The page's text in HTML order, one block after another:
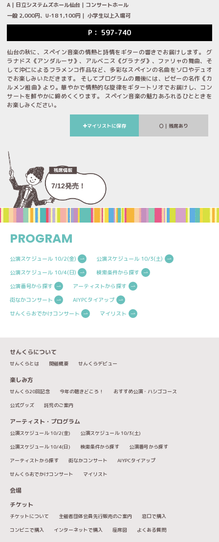
A｜日立システムズホール仙台｜コンサートホール
一般 2,000円、U-18 1,100円｜ 小学生以上入場可
P： 597-740
仙台の秋に、スペイン音楽の情熱と詩情をギターの響きでお届けします。 グ
ラナドス《アンダルーサ》、アルベニス《グラナダ》、ファリャの舞曲、そ
して沖仁によるフラメンコ作品など、多彩なスペインの名曲をソロやデュオ
でお楽しみいただきます。 そしてプログラムの最後には、ビゼーの名作《カ
ルメン組曲》より。華やかで情熱的な旋律をギタートリオでお届けし、コン
サートを鮮やかに締めくくります。 スペイン音楽の魅力あふれるひとときを
お楽しみください。
マイリストに保存 ｜残席あり
7/12発売！
PROGRAM
公演スケジュール 10/2(金)
公演スケジュール 10/3(土)
公演スケジュール 10/4(日)
検索条件から探す
公演番号から探す
アーティストから探す
街なかコンサート
AIYPCタイアップ
せんくらおでかけコンサート
マイリスト
せんくらについて
せんくらとは 開催概要 せんくらデビュー
楽しみ方
せんくら20回記念 今年の聴きどころ！
おすすめ公演・ハシゴコース
公式グッズ
託児のご案内
アーティスト・プログラム
公演スケジュール 10/2(金)
公演スケジュール 10/3(土)
公演スケジュール 10/4(日)
検索条件から探す
公演番号から探す
アーティストから探す
街なかコンサート
AIYPCタイアップ
せんくらおでかけコンサート
マイリスト
会場
チケット
チケットについて 主催者団体会員先行販売のご案内
窓口で購入
コンビニで購入
インターネットで購入 座席図 よくある質問